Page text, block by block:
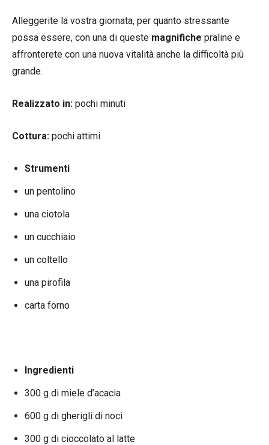
Alleggerite la vostra giornata, per quanto stressante
possa essere, con una di queste magnifiche praline e
affronterete con una nuova vitalità anche la difficoltà più
grande.
Realizzato in: pochi minuti
Cottura: pochi attimi
Strumenti
un pentolino
una ciotola
un cucchiaio
un coltello
una pirofila
carta forno
Ingredienti
300 g di miele d’acacia
600 g di gherigli di noci
300 g di cioccolato al latte